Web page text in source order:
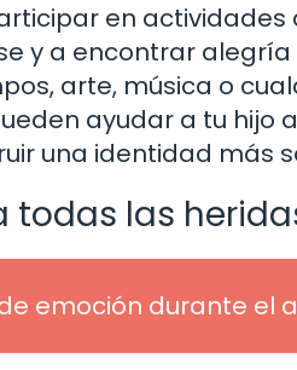
en
y a encontrar
arte, música o
ayudar a tu hijo
una identidad más
todas las
emoción durante el